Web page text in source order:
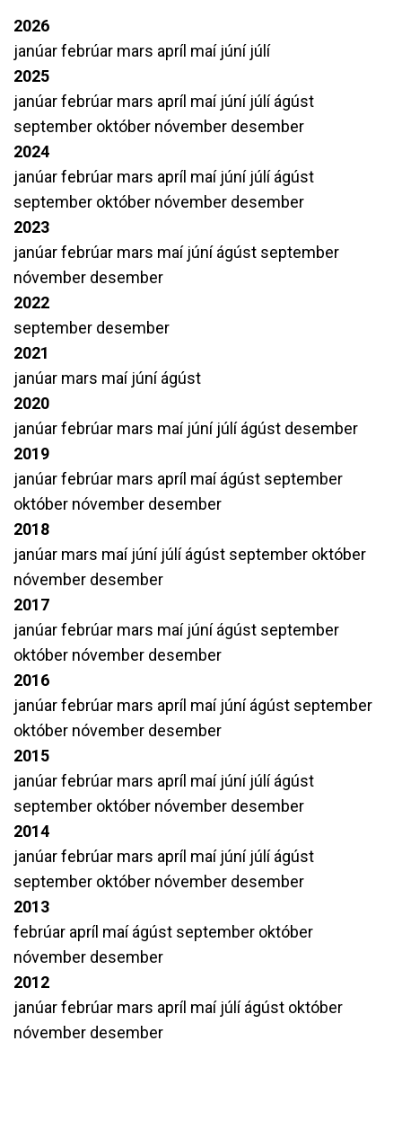
2026
janúarfebrúar mars apríl maí júní júlí
2025
janúarfebrúar mars apríl maí júní júlíágúst
september október nóvember desember
2024
janúarfebrúar mars apríl maí júní júlíágúst
september október nóvember desember
2023
janúarfebrúar mars maí júníágúst september
nóvember desember
2022
september desember
2021
janúar mars maí júníágúst
2020
janúarfebrúar mars maí júní júlíágúst desember
2019
janúarfebrúar mars apríl maíágúst september
október nóvember desember
2018
janúar mars maí júní júlíágúst september október
nóvember desember
2017
janúarfebrúar mars maí júníágúst september
október nóvember desember
2016
janúarfebrúar mars apríl maí júníágúst september
október nóvember desember
2015
janúarfebrúar mars apríl maí júní júlíágúst
september október nóvember desember
2014
janúarfebrúar mars apríl maí júní júlíágúst
september október nóvember desember
2013
febrúar apríl maíágúst september október
nóvember desember
2012
janúarfebrúar mars apríl maí júlíágúst október
nóvember desember